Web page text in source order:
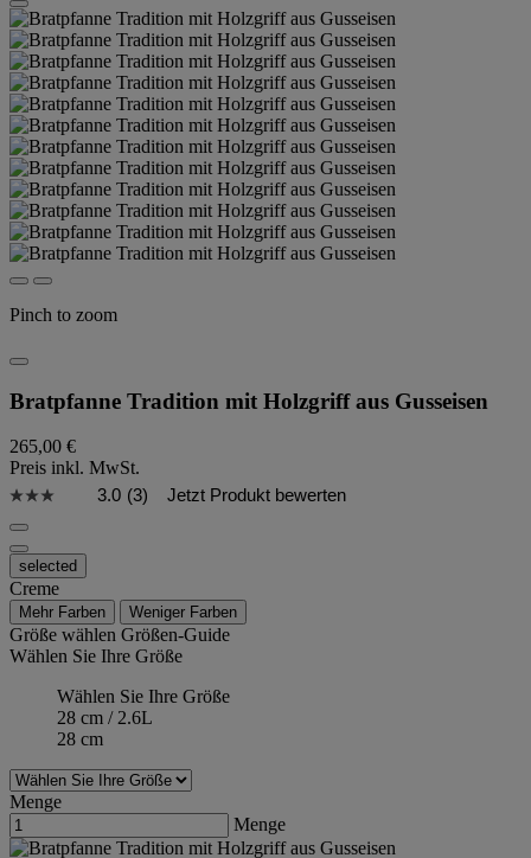
Pinch to zoom
Bratpfanne Tradition mit Holzgriff aus Gusseisen
265,00 €
Preis inkl. MwSt.
3.0 (3) Jetzt Produkt bewerten
selected
Creme
Mehr Farben Weniger Farben
Größe wählen Größen-Guide
Wählen Sie Ihre Größe
Wählen Sie Ihre Größe
28 cm / 2.6L
28 cm
Menge
Menge